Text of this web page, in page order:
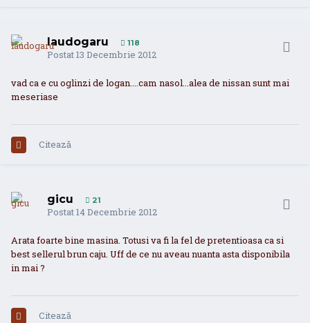
laudogaru 118
Postat13 Decembrie 2012
vad ca e cu oglinzi de logan....cam nasol...alea de nissan sunt mai
meseriase
Citează
gicu 21
Postat14 Decembrie 2012
Arata foarte bine masina. Totusi va fi la fel de pretentioasa ca si
best sellerul brun caju. Uff de ce nu aveau nuanta asta disponibila
in mai ?
Citează